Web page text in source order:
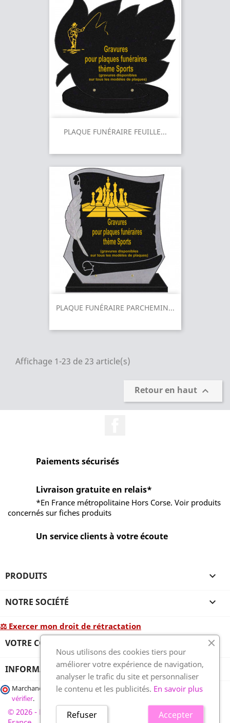
PLAQUE FUNÉRAIRE FEUILLE...
PLAQUE FUNÉRAIRE PARCHEMIN...
Affichage 1-23 de 23 article(s)
Retour en haut 
Paiements sécurisés
Livraison gratuite en relais*
*En France métropolitaine Hors Corse. Voir produits
concernés sur fiches produits
Un service clients à votre écoute
PRODUITS 
NOTRE SOCIÉTÉ 
⚖ Exercer mon droit de rétractation
VOTRE COMPTE 
INFORMATIONS
Marchand approuvé par la Société des Avis Garantis,cliquez ici pour
vérifier.
© 2026 - France-plaques-funéraires.fr, développé par Wess
Nous utilisons des cookies tiers pour
améliorer votre expérience de navigation,
analyser le trafic du site et personnaliser
le contenu et les publicités. En savoir plus
Accepter
Refuser